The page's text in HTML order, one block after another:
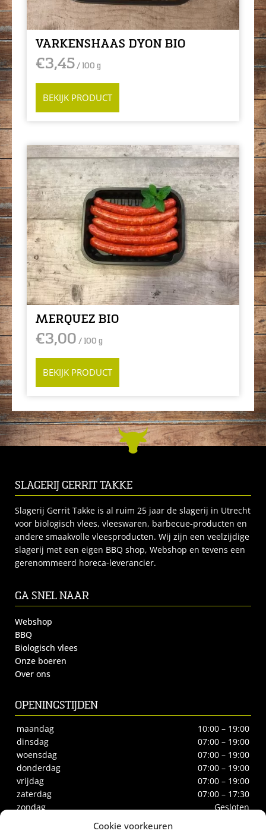
Cookie voorkeuren
VARKENSHAAS DYON BIO
€3,45/ 100 g
BEKIJK PRODUCT
MERQUEZ BIO
€3,00 / 100 g
BEKIJK PRODUCT
SLAGERIJ GERRIT TAKKE
Slagerij Gerrit Takke is al ruim 25 jaar de slagerij in Utrecht
voor biologisch vlees, vleeswaren, barbecue-producten en
andere smaakvolle vleesproducten. Wij zijn een veelzijdige
slagerij met een eigen BBQ shop, Webshop en tevens een
gerenommeerd horeca-leverancier.
GA SNEL NAAR
Webshop
BBQ
Biologisch vlees
Onze boeren
Over ons
OPENINGSTIJDEN
maandag
10:00 – 19:00
dinsdag
07:00 – 19:00
woensdag
07:00 – 19:00
donderdag
07:00 – 19:00
vrijdag
07:00 – 19:00
zaterdag
07:00 – 17:30
zondag
Gesloten